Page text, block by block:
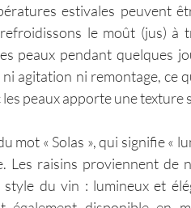
estivales peuvent
le moût (jus) à
peaux pendant quelques
ni agitation ni remontage,
peaux apporte une
mot « Solas », qui signifie «
Les raisins proviennent de
style du vin : lumineux et